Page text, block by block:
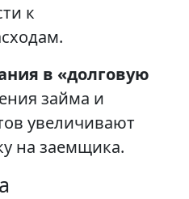
к
в «долговую
займа и
увеличивают
на заемщика.